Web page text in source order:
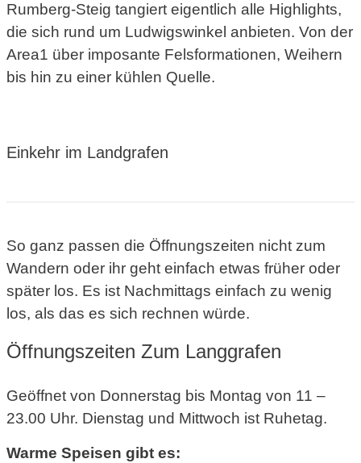
Rumberg-Steig tangiert eigentlich alle Highlights,
die sich rund um Ludwigswinkel anbieten. Von der
Area1 über imposante Felsformationen, Weihern
bis hin zu einer kühlen Quelle.
Einkehr im Landgrafen
So ganz passen die Öffnungszeiten nicht zum
Wandern oder ihr geht einfach etwas früher oder
später los. Es ist Nachmittags einfach zu wenig
los, als das es sich rechnen würde.
Öffnungszeiten Zum Langgrafen
Geöffnet von Donnerstag bis Montag von 11 –
23.00 Uhr. Dienstag und Mittwoch ist Ruhetag.
Warme Speisen gibt es: